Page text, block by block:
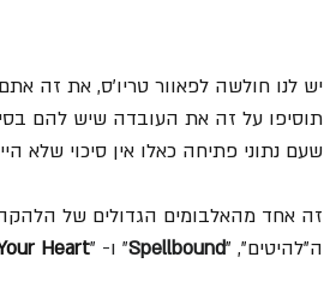
יש לנו חולשה לפאוור טריו'ס, את זה
תוסיפו על זה את העובדה שיש להם
שעם נתוני פתיחה כאלו אין סיכוי שלא
זה אחד מהאלבומים הגדולים של
ה"להיטים", "Spellbound" ו- "Heart